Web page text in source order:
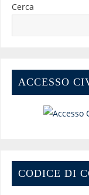
Cerca
ACCESSO
CODICE DI